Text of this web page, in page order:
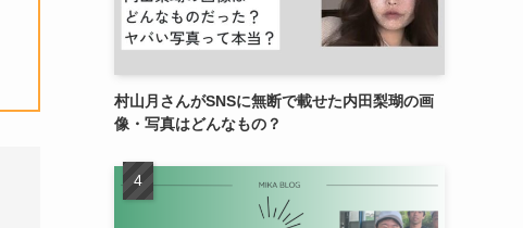
村山月さんがSNSに無断で載せた内田梨瑚の画
像・写真はどんなもの？